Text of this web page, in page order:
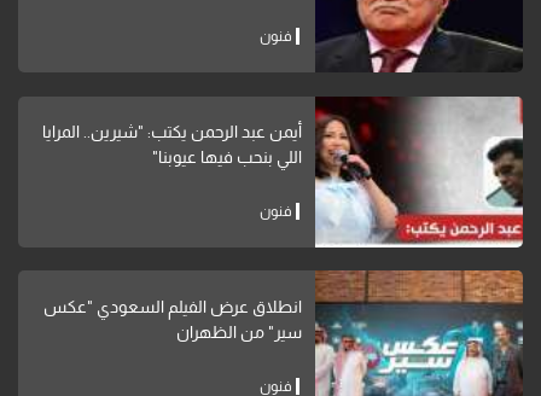
فنون
أيمن عبد الرحمن يكتب: "شيرين.. المرايا
اللي بنحب فيها عيوبنا"
فنون
انطلاق عرض الفيلم السعودي "عكس
سير" من الظهران
فنون